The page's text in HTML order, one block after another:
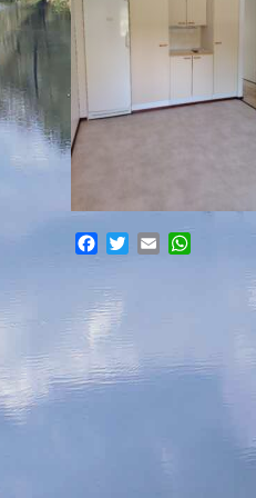
FacebookTwitterEmail